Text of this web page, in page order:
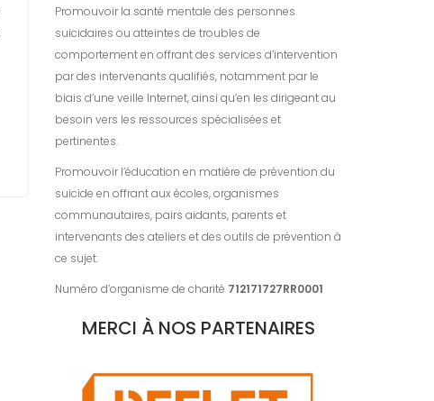
Promouvoir la santé mentale des personnes
suicidaires ou atteintes de troubles de
comportement en offrant des services d’intervention
par des intervenants qualifiés, notamment par le
biais d’une veille Internet, ainsi qu’en les dirigeant au
besoin vers les ressources spécialisées et
pertinentes.
Promouvoir l’éducation en matière de prévention du
suicide en offrant aux écoles, organismes
communautaires, pairs aidants, parents et
intervenants des ateliers et des outils de prévention à
ce sujet.
Numéro d’organisme de charité 712171727RR0001
MERCI À NOS PARTENAIRES